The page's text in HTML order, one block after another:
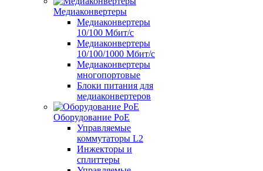
Медиаконвертеры
Медиаконвертеры
10/100 Мбит/с
Медиаконвертеры
10/100/1000 Мбит/c
Медиаконвертеры
многопортовые
Блоки питания для
медиаконвертеров
Оборудование PoE
Управляемые
коммутаторы L2
Инжекторы и
сплиттеры